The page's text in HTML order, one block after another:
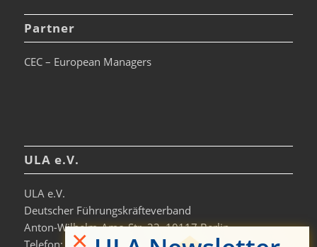
Partner
CEC – European Managers
ULA e.V.
ULA e.V.
Deutscher Führungskräfteverband
Anton-Wilhelm-Amo-Str. 33, 10117 Berlin
Telefon: +49 30-306963-0
×